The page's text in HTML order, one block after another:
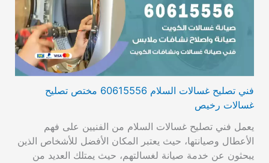
فني تصليح غسالات السلام 60615556 مختص تصليح
غسالات رخيص
يعمل فني تصليح غسالات السلام من الفنيين على فهم
الأعطال وصيانتها، حيث يعتبر المكان الأفضل للأشخاص الذين
يبحثون عن خدمة صيانة لغسالتهم، حيث يمتلك العديد من